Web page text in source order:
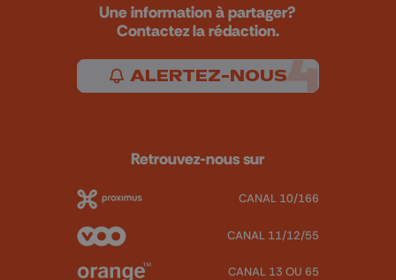
Une information à partager?
Contactez la rédaction.
ALERTEZ-NOUS
Retrouvez-nous sur
CANAL 10/166
CANAL 11/12/55
CANAL 13 OU 65